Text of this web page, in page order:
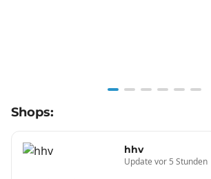
1
Shops:
hhv
Update vor 5 Stunden